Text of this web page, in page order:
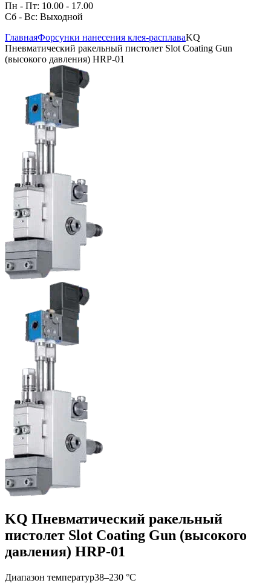
Пн - Пт: 10.00 - 17.00
Сб - Вс: Выходной
ГлавнаяФорсунки нанесения клея-расплаваKQ
Пневматический ракельный пистолет Slot Coating Gun
(высокого давления) HRP-01
KQ Пневматический ракельный
пистолет Slot Coating Gun (высокого
давления) HRP-01
Диапазон температур38–230 °C